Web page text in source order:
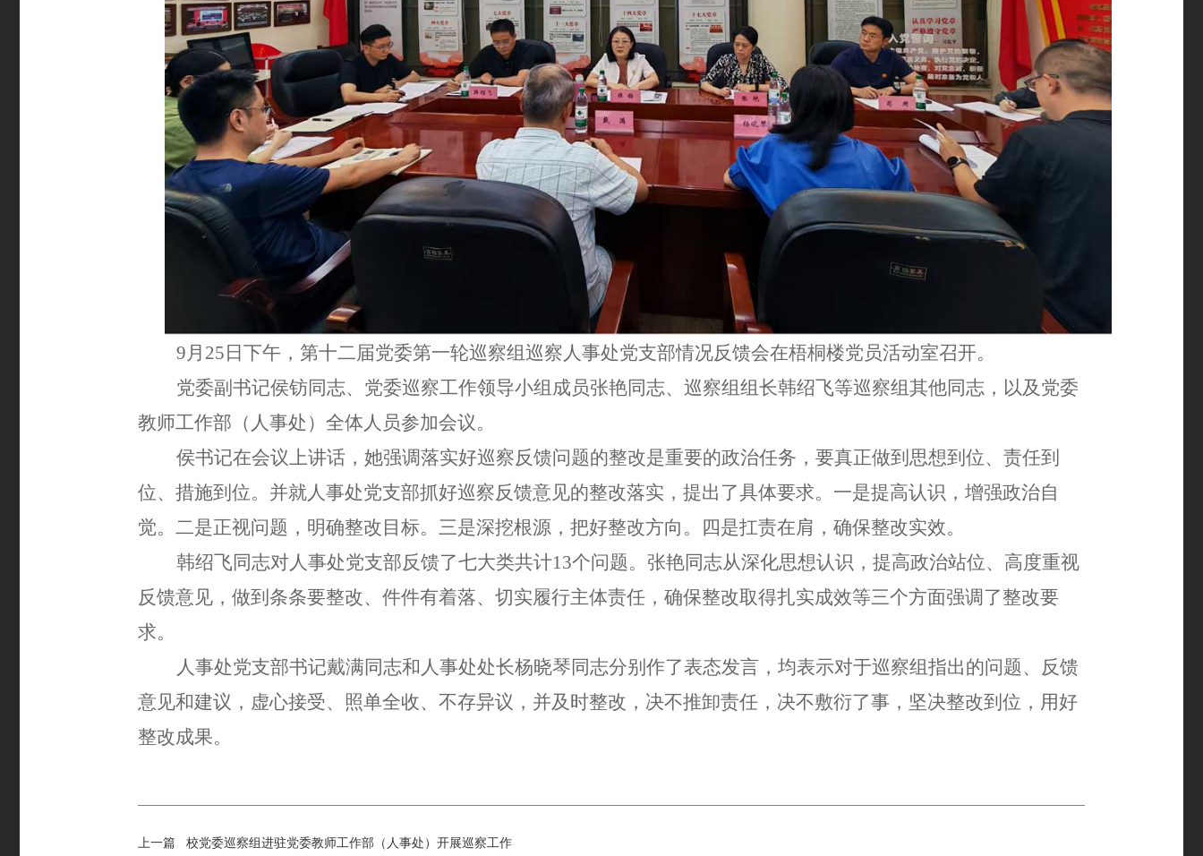
9月25日下午，第十二届党委第一轮巡察组巡察人事处党支部情况反馈会在梧桐楼党员活动室召开。
党委副书记侯钫同志、党委巡察工作领导小组成员张艳同志、巡察组组长韩绍飞等巡察组其他同志，以及党委
教师工作部（人事处）全体人员参加会议。
侯书记在会议上讲话，她强调落实好巡察反馈问题的整改是重要的政治任务，要真正做到思想到位、责任到
位、措施到位。并就人事处党支部抓好巡察反馈意见的整改落实，提出了具体要求。一是提高认识，增强政治自
觉。 二是正视问题，明确整改目标。 三是深挖根源，把好整改方向。 四是扛责在肩，确保整改实效。
韩绍飞同志对人事处党支部反馈了七大类共计13个问题。张艳同志从深化思想认识，提高政治站位、高度重视
反馈意见，做到条条要整改、件件有着落、切实履行主体责任，确保整改取得扎实成效等三个方面强调了整改要
求。
人事处党支部书记戴满同志和人事处处长杨晓琴同志分别作了表态发言，均表示对于巡察组指出的问题、反馈
意见和建议，虚心接受、照单全收、不存异议，并及时整改，决不推卸责任，决不敷衍了事，坚决整改到位，用好
整改成果。
上一篇 校党委巡察组进驻党委教师工作部（人事处）开展巡察工作